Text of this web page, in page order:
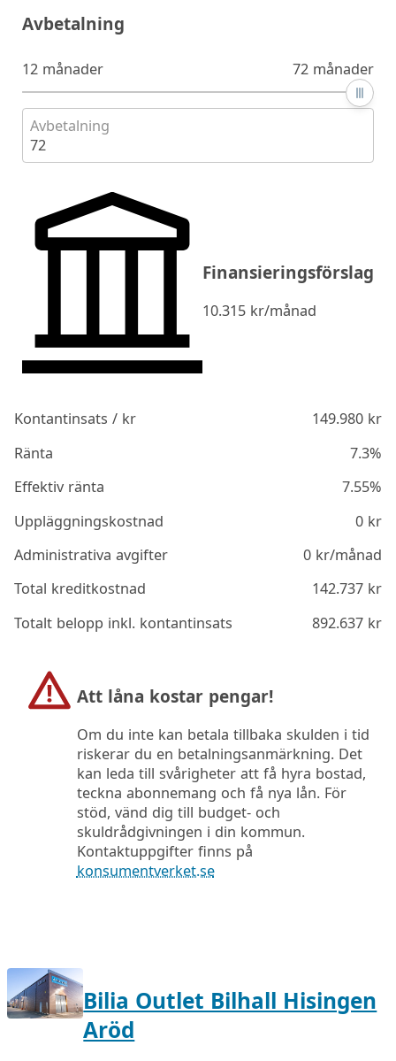
Avbetalning
12 månader 72 månader
Avbetalning
72
Finansieringsförslag
10.315 kr/månad
Kontantinsats / kr 149.980kr
Ränta
7.3%
Effektiv ränta
7.55%
Uppläggningskostnad
0kr
Administrativa avgifter
0kr/månad
Total kreditkostnad
142.737kr
Totalt belopp inkl. kontantinsats
892.637kr
Att låna kostar pengar!
Om du inte kan betala tillbaka skulden i tid
riskerar du en betalningsanmärkning. Det
kan leda till svårigheter att få hyra bostad,
teckna abonnemang och få nya lån. För
stöd, vänd dig till budget- och
skuldrådgivningen i din kommun.
Kontaktuppgifter finns på
konsumentverket.se
Bilia Outlet Bilhall Hisingen
Aröd